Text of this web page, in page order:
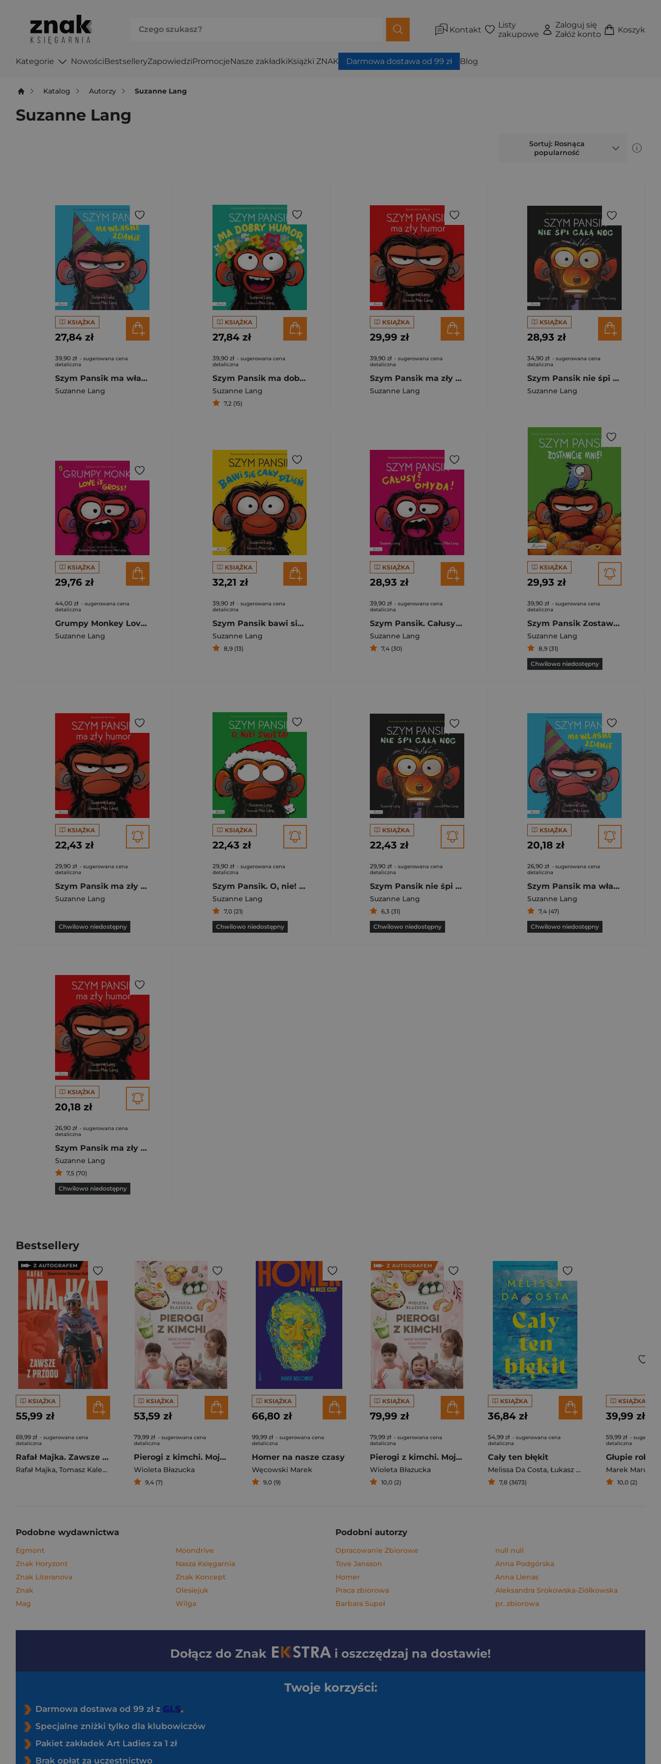
Kontakt
Listy
zakupowe
Zaloguj się
Załóż konto
Koszyk
Kategorie NowościBestselleryZapowiedziPromocjeNasze zakładkiKsiążki ZNAK Darmowa dostawa od 99 zł Blog
Katalog Autorzy Suzanne Lang
Suzanne Lang
Sortuj: Rosnąca
popularność
KSIĄŻKA
27,84 zł
39,90 zł - sugerowana cena
detaliczna
Szym Pansik ma własne zdanie
Suzanne Lang
KSIĄŻKA
27,84 zł
39,90 zł - sugerowana cena
detaliczna
Szym Pansik ma dobry humor
Suzanne Lang
7,2 (15)
KSIĄŻKA
29,99 zł
39,90 zł - sugerowana cena
detaliczna
Szym Pansik ma zły humor
Suzanne Lang
KSIĄŻKA
28,93 zł
34,90 zł - sugerowana cena
detaliczna
Szym Pansik nie śpi całą noc
Suzanne Lang
KSIĄŻKA
29,76 zł
44,00 zł - sugerowana cena
detaliczna
Grumpy Monkey Love is Gross
Suzanne Lang
KSIĄŻKA
32,21 zł
39,90 zł - sugerowana cena
detaliczna
Szym Pansik bawi się cały dzień
Suzanne Lang
8,9 (13)
KSIĄŻKA
28,93 zł
39,90 zł - sugerowana cena
detaliczna
Szym Pansik. Całusy? Ohyda!
Suzanne Lang
7,4 (30)
KSIĄŻKA
29,93 zł
39,90 zł - sugerowana cena
detaliczna
Szym Pansik Zostawcie mnie!
Suzanne Lang
8,9 (31)
Chwilowo niedostępny
KSIĄŻKA
22,43 zł
29,90 zł - sugerowana cena
detaliczna
Szym Pansik ma zły humor
Suzanne Lang
Chwilowo niedostępny
KSIĄŻKA
22,43 zł
29,90 zł - sugerowana cena
detaliczna
Szym Pansik. O, nie! Święta!
Suzanne Lang
7,0 (21)
Chwilowo niedostępny
KSIĄŻKA
22,43 zł
29,90 zł - sugerowana cena
detaliczna
Szym Pansik nie śpi całą noc
Suzanne Lang
6,3 (31)
Chwilowo niedostępny
KSIĄŻKA
20,18 zł
26,90 zł - sugerowana cena
detaliczna
Szym Pansik ma własne zdanie
Suzanne Lang
7,4 (47)
Chwilowo niedostępny
KSIĄŻKA
20,18 zł
26,90 zł - sugerowana cena
detaliczna
Szym Pansik ma zły humor
Suzanne Lang
7,5 (70)
Chwilowo niedostępny
Bestsellery
KSIĄŻKA
55,99 zł
69,99 zł - sugerowana cena
detaliczna
Rafał Majka. Zawsze z przodu. Rozmawia Tomasz Kalemba - książka z autografem
Rafał Majka, Tomasz Kalemba
KSIĄŻKA
53,59 zł
79,99 zł - sugerowana cena
detaliczna
Pierogi z kimchi. Moje ulubione azjatyckie przepisy
Wioleta Błazucka
9,4 (7)
KSIĄŻKA
66,80 zł
99,99 zł - sugerowana cena
detaliczna
Homer na nasze czasy
Węcowski Marek
9,0 (9)
KSIĄŻKA
79,99 zł
79,99 zł - sugerowana cena
detaliczna
Pierogi z kimchi. Moje ulubione azjatyckie przepisy - książka z autografem
Wioleta Błazucka
10,0 (2)
KSIĄŻKA
36,84 zł
54,99 zł - sugerowana cena
detaliczna
Cały ten błękit
Melissa Da Costa, Łukasz Müller
7,8 (3673)
KSIĄŻKA
39,99 zł
59,99 zł -
detaliczna
Marek
10,0 (2)
Podobne wydawnictwa
Egmont
Znak Horyzont
Znak Literanova
Znak
Mag
Moondrive
Nasza Księgarnia
Znak Koncept
Olesiejuk
Wilga
Podobni autorzy
Opracowanie Zbiorowe
Tove Jansson
Homer
Praca zbiorowa
Barbara Supeł
null null
Anna Podgórska
Anna Llenas
Aleksandra Srokowska-Ziółkowska
pr. zbiorowa
Dołącz do Znak i oszczędzaj na dostawie!
Twoje korzyści:
Darmowa dostawa od 99 zł z
Specjalne zniżki tylko dla klubowiczów
Pakiet zakładek Art Ladies za 1 zł
Brak opłat za uczestnictwo